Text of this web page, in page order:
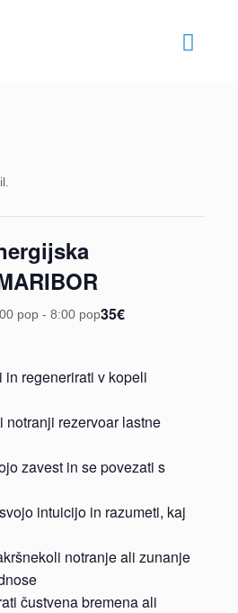
pop -8:00 pop35€
in regenerirati v kopeli
notranji rezervoar lastne
zavest in se povezati s
intuicijo in razumeti, kaj
notranje ali zunanje
čustvena bremena ali